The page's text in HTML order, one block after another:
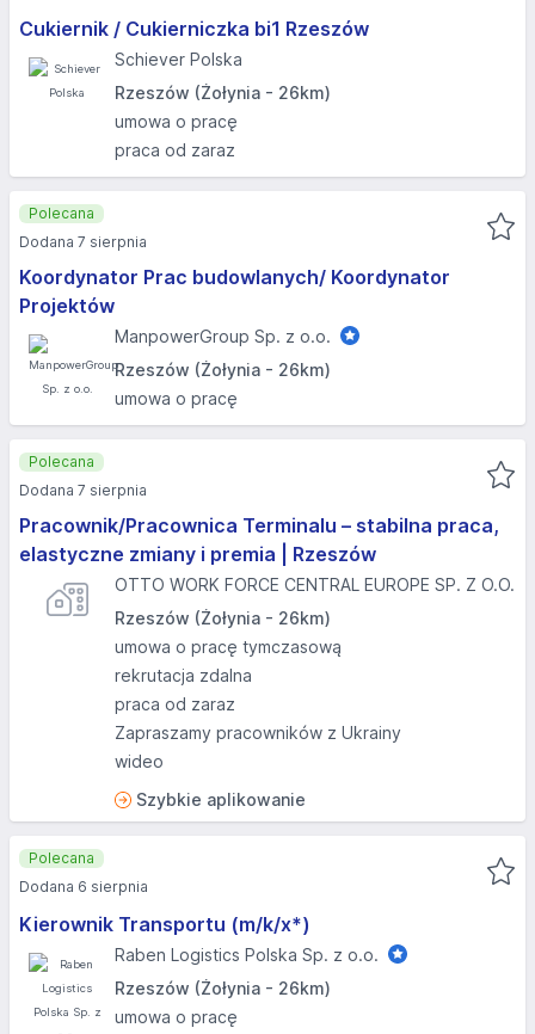
Cukiernik / Cukierniczka bi1 Rzeszów
Schiever Polska
Rzeszów (Żołynia - 26km)
umowa o pracę
praca od zaraz
Koordynator Prac budowlanych/ Koordynator
Projektów
ManpowerGroup Sp. z o.o.
Rzeszów (Żołynia - 26km)
umowa o pracę
Polecana
Dodana 7 sierpnia
Pracownik/Pracownica Terminalu – stabilna praca,
elastyczne zmiany i premia | Rzeszów
OTTO WORK FORCE CENTRAL EUROPE SP. Z O.O.
Rzeszów (Żołynia - 26km)
umowa o pracę tymczasową
rekrutacja zdalna
praca od zaraz
Zapraszamy pracowników z Ukrainy
wideo
Szybkie aplikowanie
Polecana
Dodana 7 sierpnia
Kierownik Transportu (m/k/x*)
Raben Logistics Polska Sp. z o.o.
Rzeszów (Żołynia - 26km)
umowa o pracę
Polecana
Dodana 6 sierpnia